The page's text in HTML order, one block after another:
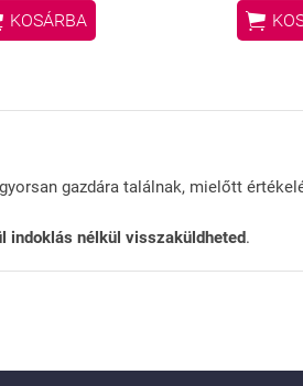
KOSÁRBA 
gazdára találnak, mielőtt
indoklás nélkül visszaküldheted.